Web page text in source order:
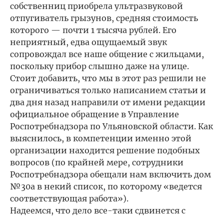
собственниц приобрела ультразвуковой
отпугиватель грызунов, средняя стоимость
которого — почти 1 тысяча рублей. Его
неприятный, едва ощущаемый звук
сопровождал все наше общение с жильцами,
поскольку прибор слышно даже на улице.
Стоит добавить, что мы в этот раз решили не
ограничиваться только написанием статьи и
два дня назад направили от имени редакции
официальное обращение в Управление
Роспотребнадзора по Ульяновской области. Как
выяснилось, в компетенции именно этой
организации находится решение подобных
вопросов (по крайней мере, сотрудники
Роспотребнадзора обещали нам включить дом
№30а в некий список, по которому «ведется
соответствующая работа»).
Надеемся, что дело все-таки сдвинется с